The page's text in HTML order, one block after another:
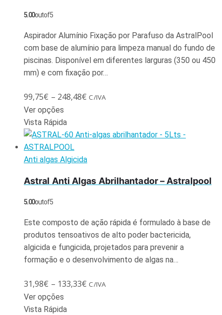
5.00out of 5
Aspirador Alumínio Fixação por Parafuso da AstralPool
com base de alumínio para limpeza manual do fundo de
piscinas. Disponível em diferentes larguras (350 ou 450
mm) e com fixação por…
99,75€ – 248,48€ C/IVA
Ver opções
Vista Rápida
Anti algas Algicida
Astral Anti Algas Abrilhantador – Astralpool
5.00out of 5
Este composto de ação rápida é formulado à base de
produtos tensoativos de alto poder bactericida,
algicida e fungicida, projetados para prevenir a
formação e o desenvolvimento de algas na…
31,98€ – 133,33€ C/IVA
Ver opções
Vista Rápida